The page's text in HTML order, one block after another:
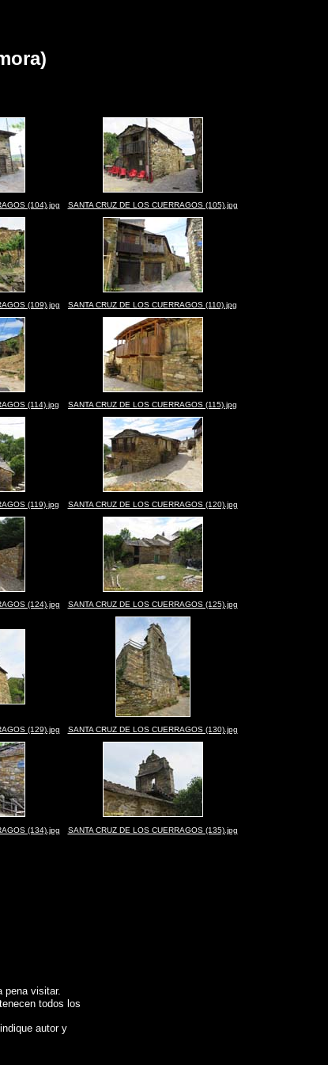
(104).jpg SANTA CRUZ DE LOS CUERRAGOS (105).jpg
(109).jpg SANTA CRUZ DE LOS CUERRAGOS (110).jpg
(114).jpg SANTA CRUZ DE LOS CUERRAGOS (115).jpg
(119).jpg SANTA CRUZ DE LOS CUERRAGOS (120).jpg
(124).jpg SANTA CRUZ DE LOS CUERRAGOS (125).jpg
(129).jpg SANTA CRUZ DE LOS CUERRAGOS (130).jpg
(134).jpg SANTA CRUZ DE LOS CUERRAGOS (135).jpg
pena visitar.
todos los
autor y